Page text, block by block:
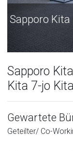
Kita
Sapporo
Kita 7-jo
Gewartete
Geteilter/ Co-